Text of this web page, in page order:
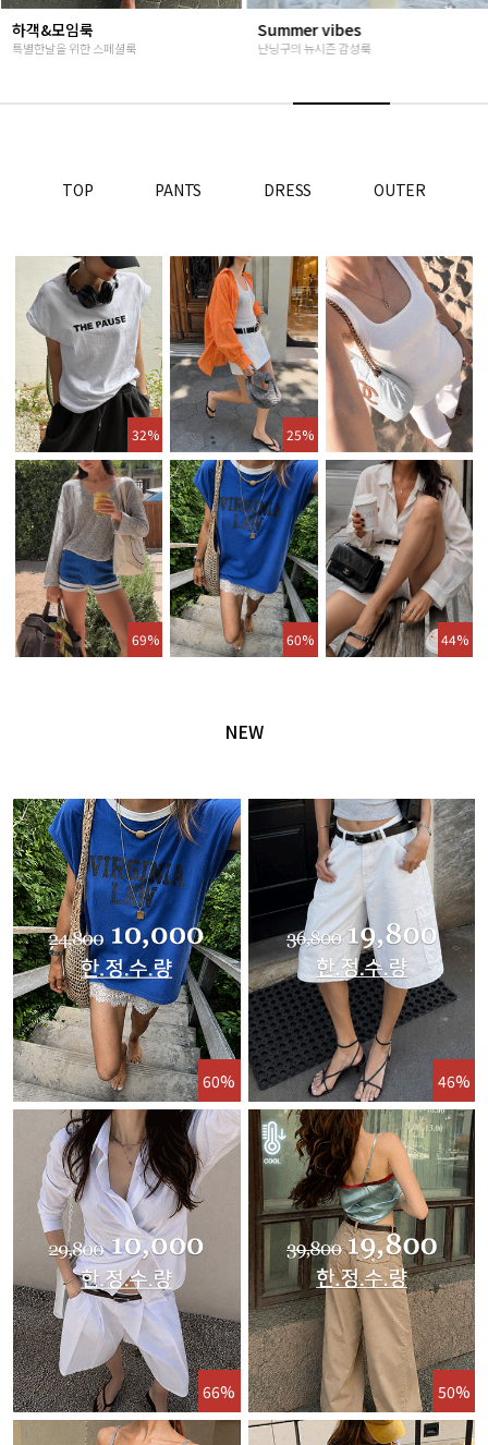
Summer vibes
난닝구의 뉴시즌 감성룩
베스트재진행
고객님들이 인정해주신 Steady seller
TOP PANTS DRESS OUTER
32% 25%
69% 60% 44%
NEW
60% 46%
66% 50%